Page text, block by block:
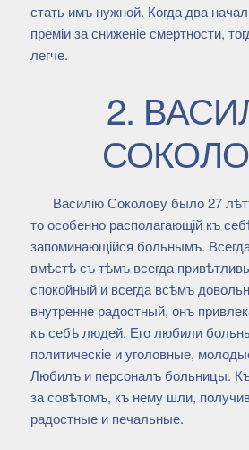
стать имъ нужной. Когда два
преміи за сниженіе смертности,
легче.
2.
Василію Соколову было 27
то особенно располагающій къ
запоминающійся больнымъ.
вмѣстѣ съ тѣмъ всегда
спокойный и всегда всѣмъ
внутренне радостный, онъ
къ себѣ людей. Его любили
политическіе и уголовные,
Любилъ и персоналъ больницы.
за совѣтомъ, къ нему шли,
радостные и печальные.